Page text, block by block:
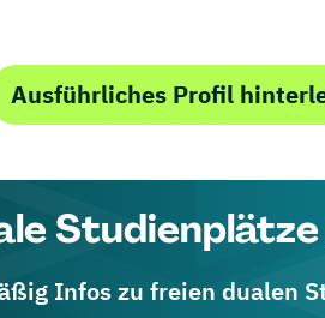
Ausführliches Profil
Infos zu freien dualen